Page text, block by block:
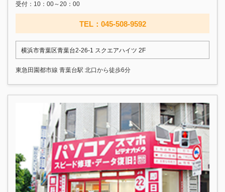
受付：10：00～20：00
TEL：045-508-9592
横浜市青葉区青葉台2-26-1 スクエアハイツ 2F
東急田園都市線 青葉台駅 北口から徒歩6分